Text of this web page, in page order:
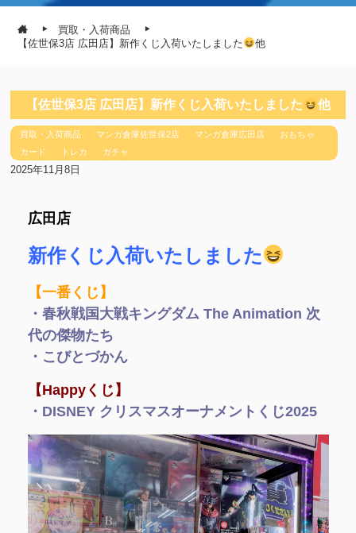
買取・入荷商品
【佐世保3店 広田店】新作くじ入荷いたしました
他
【佐世保3店 広田店】新作くじ入荷いたしました 他
買取・入荷商品 マンガ倉庫佐世保2店 マンガ倉庫広田店
おもちゃ
カード
トレカ ガチャ
2025年11月8日
広田店
新作くじ入荷いたしました
【一番くじ】
・春秋戦国大戦キングダム The Animation 次
代の傑物たち
・こびとづかん
【Happyくじ】
・DISNEY クリスマスオーナメントくじ2025